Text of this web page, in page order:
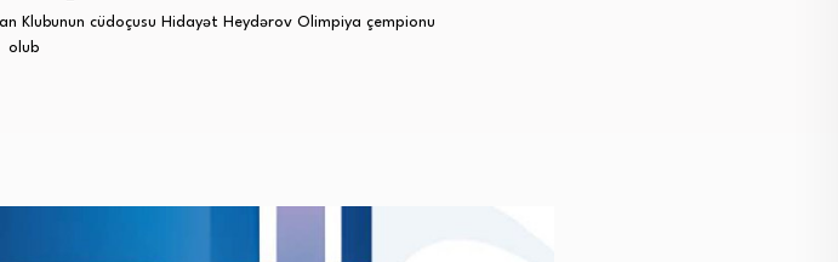
Klubunun cüdoçusu Hidayət Heydərov Olimpiya çempionu
olub